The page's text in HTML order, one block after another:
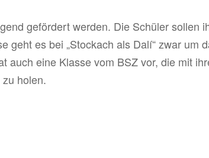
gefördert werden. Die Schüler sollen
es bei „Stockach als Dalí“ zwar um
auch eine Klasse vom BSZ vor, die mit
holen.